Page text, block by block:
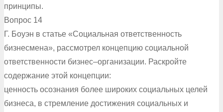
принципы.
Вопрос 14
Г. Боуэн в статье «Социальная ответственность
бизнесмена», рассмотрел концепцию социальной
ответственности бизнес–организации. Раскройте
содержание этой концепции:
ценность осознания более широких социальных целей
бизнеса, в стремление достижения социальных и